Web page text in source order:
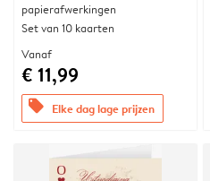
papierafwerkingen
Set van 10 kaarten
Vanaf
€ 11,99
offers Elke dag lage prijzen